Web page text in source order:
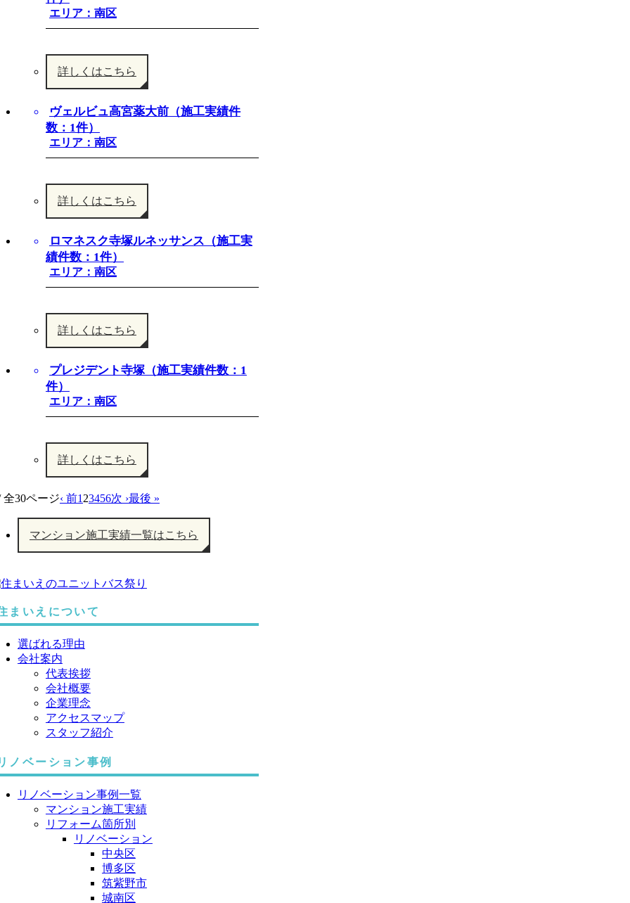
エリア：南区
詳しくはこちら
ヴェルビュ高宮薬大前（施工実績件
数：1件）
エリア：南区
詳しくはこちら
ロマネスク寺塚ルネッサンス（施工実
績件数：1件）
エリア：南区
詳しくはこちら
プレジデント寺塚（施工実績件数：1
件）
エリア：南区
詳しくはこちら
全30ページ‹ 前123456次 ›最後 »
マンション施工実績一覧はこちら
まいえについて
選ばれる理由
会社案内
代表挨拶
会社概要
企業理念
アクセスマップ
スタッフ紹介
ノベーション事例
リノベーション事例一覧
マンション施工実績
リフォーム箇所別
リノベーション
中央区
博多区
筑紫野市
城南区